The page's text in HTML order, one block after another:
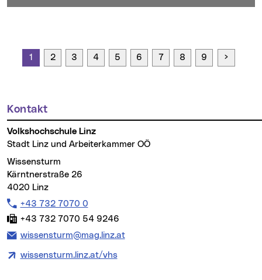
1 2 3 4 5 6 7 8 9 Seite
Weitere Informationen
Kontakt
Volkshochschule Linz
Stadt Linz und Arbeiterkammer OÖ
Wissensturm
Kärntnerstraße 26
4020 Linz
Telefon:
+43 732 7070 0
Fax:
+43 732 7070 54 9246
E-Mail Adresse:
wissensturm@mag.linz.at
wissensturm.linz.at/vhs